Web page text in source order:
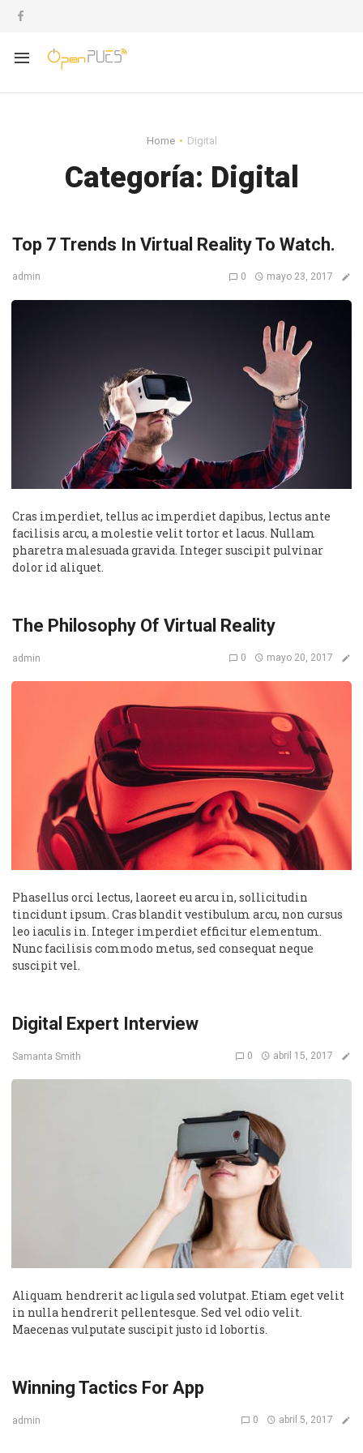
Home Digital
Categoría: Digital
Top 7 Trends In Virtual Reality To Watch.
admin 0 mayo 23, 2017
Cras imperdiet, tellus ac imperdiet dapibus, lectus ante
facilisis arcu, a molestie velit tortor et lacus. Nullam
pharetra malesuada gravida. Integer suscipit pulvinar
dolor id aliquet.
The Philosophy Of Virtual Reality
admin 0 mayo 20, 2017
Phasellus orci lectus, laoreet eu arcu in, sollicitudin
tincidunt ipsum. Cras blandit vestibulum arcu, non cursus
leo iaculis in. Integer imperdiet efficitur elementum.
Nunc facilisis commodo metus, sed consequat neque
suscipit vel.
Digital Expert Interview
Samanta Smith 0 abril 15, 2017
Aliquam hendrerit ac ligula sed volutpat. Etiam eget velit
in nulla hendrerit pellentesque. Sed vel odio velit.
Maecenas vulputate suscipit justo id lobortis.
Winning Tactics For App
admin 0 abril 5, 2017